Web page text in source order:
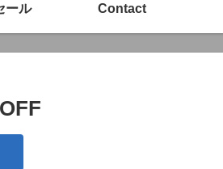
ール Contact